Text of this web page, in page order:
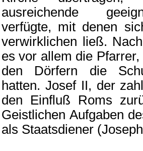
ausreichende
verfügte, mit denen
verwirklichen ließ.
es vor allem die
den Dörfern die
hatten. Josef II, der
den Einfluß Roms
Geistlichen Aufgaben
als Staatsdiener